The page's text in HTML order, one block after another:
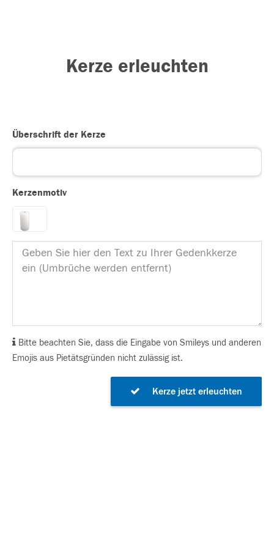
Kerze erleuchten
Überschrift der Kerze
Kerzenmotiv
Bitte beachten Sie, dass die Eingabe von Smileys und anderen
Emojis aus Pietätsgründen nicht zulässig ist.
Kerze jetzt erleuchten